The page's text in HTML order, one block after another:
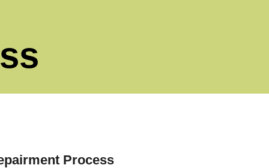
Process